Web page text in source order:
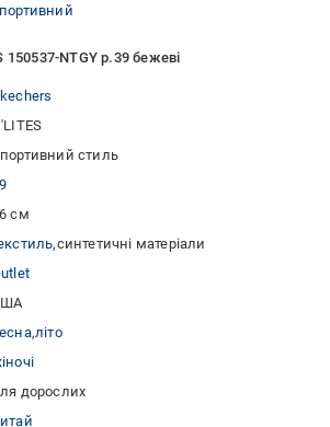
150537-NTGY р.39 бежеві
стиль
см
синтетичні матеріали
літо
дорослих